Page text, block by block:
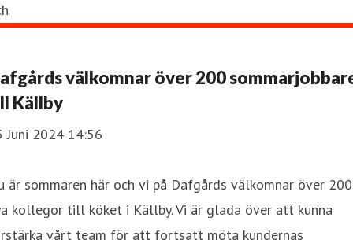
välkomnar över 200
Källby
Juni 2024 14:56
är sommaren här och vi på Dafgårds välkomnar över 200
kollegor till köket i Källby. Vi är glada över att kunna
vårt team för att fortsatt möta kundernas